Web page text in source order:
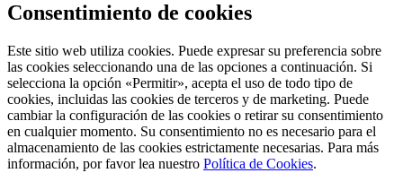
Consentimiento de cookies
Este sitio web utiliza cookies. Puede expresar su preferencia sobre
las cookies seleccionando una de las opciones a continuación. Si
selecciona la opción «Permitir», acepta el uso de todo tipo de
cookies, incluidas las cookies de terceros y de marketing. Puede
cambiar la configuración de las cookies o retirar su consentimiento
en cualquier momento. Su consentimiento no es necesario para el
almacenamiento de las cookies estrictamente necesarias. Para más
información, por favor lea nuestro Política de Cookies.